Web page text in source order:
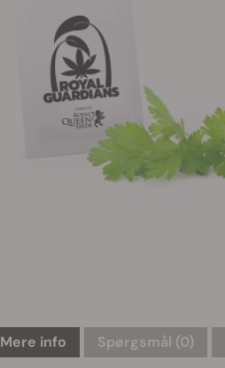
Mere info Spørgsmål (0)